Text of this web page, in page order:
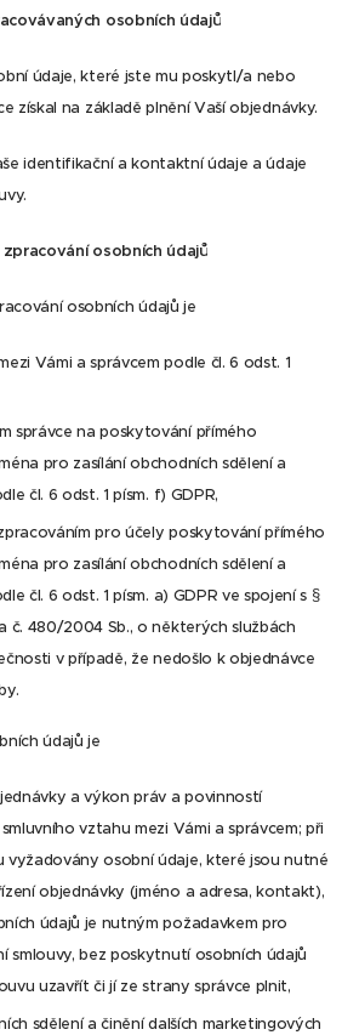
osobních údajů
údaje, které jste mu poskytl/a nebo
získal na základě plnění Vaší objednávky.
identifikační a kontaktní údaje a údaje
osobních údajů
osobních údajů je
Vámi a správcem podle čl. 6 odst. 1
správce na poskytování přímého
pro zasílání obchodních sdělení a
čl. 6 odst. 1 písm. f) GDPR,
pro účely poskytování přímého
pro zasílání obchodních sdělení a
čl. 6 odst. 1 písm. a) GDPR ve spojení s §
č. 480/2004 Sb., o některých službách
v případě, že nedošlo k objednávce
údajů je
a výkon práv a povinností
vztahu mezi Vámi a správcem; při
vyžadovány osobní údaje, které jsou nutné
objednávky (jméno a adresa, kontakt),
údajů je nutným požadavkem pro
smlouvy, bez poskytnutí osobních údajů
uzavřít či jí ze strany správce plnit,
sdělení a činění dalších marketingových